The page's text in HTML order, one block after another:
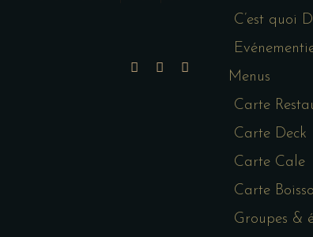
C’est quoi
Menus
Carte
Carte Deck
Carte Cale
Carte
Groupes &